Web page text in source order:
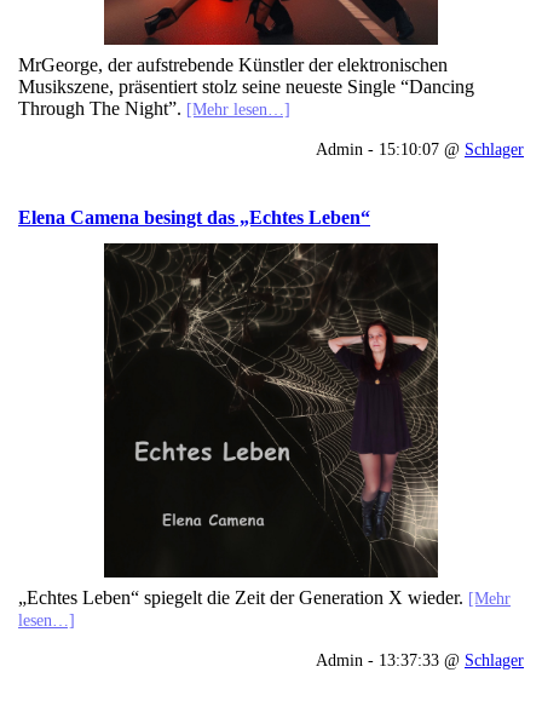
MrGeorge, der aufstrebende Künstler der elektronischen
Musikszene, präsentiert stolz seine neueste Single “Dancing
Through The Night”. [Mehr lesen…]
Admin - 15:10:07 @ Schlager
Elena Camena besingt das „Echtes Leben“
„Echtes Leben“ spiegelt die Zeit der Generation X wieder. [Mehr
lesen…]
Admin - 13:37:33 @ Schlager